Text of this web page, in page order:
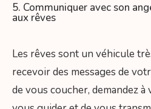
5. Communiquer avec son
aux rêves
Les rêves sont un véhicule
recevoir des messages de
de vous coucher, demandez